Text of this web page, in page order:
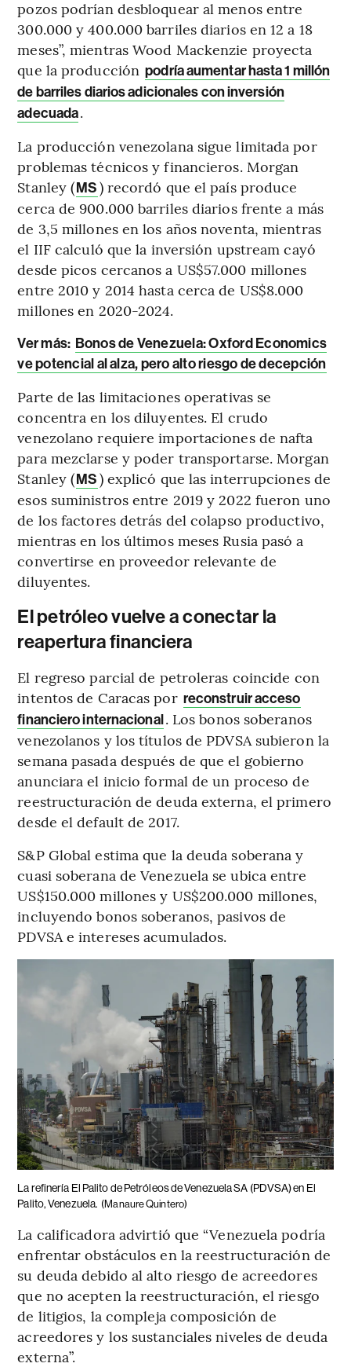
pozos podrían desbloquear al menos entre
300.000 y 400.000 barriles diarios en 12 a 18
meses”, mientras Wood Mackenzie proyecta
que la producción podría aumentar hasta 1 millón
de barriles diarios adicionales con inversión
adecuada.
La producción venezolana sigue limitada por
problemas técnicos y financieros. Morgan
Stanley (MS) recordó que el país produce
cerca de 900.000 barriles diarios frente a más
de 3,5 millones en los años noventa, mientras
el IIF calculó que la inversión upstream cayó
desde picos cercanos a US$57.000 millones
entre 2010 y 2014 hasta cerca de US$8.000
millones en 2020-2024.
Ver más: Bonos de Venezuela: Oxford Economics
ve potencial al alza, pero alto riesgo de decepción
Parte de las limitaciones operativas se
concentra en los diluyentes. El crudo
venezolano requiere importaciones de nafta
para mezclarse y poder transportarse. Morgan
Stanley (MS) explicó que las interrupciones de
esos suministros entre 2019 y 2022 fueron uno
de los factores detrás del colapso productivo,
mientras en los últimos meses Rusia pasó a
convertirse en proveedor relevante de
diluyentes.
El petróleo vuelve a conectar la
reapertura financiera
El regreso parcial de petroleras coincide con
intentos de Caracas por reconstruir acceso
financiero internacional. Los bonos soberanos
venezolanos y los títulos de PDVSA subieron la
semana pasada después de que el gobierno
anunciara el inicio formal de un proceso de
reestructuración de deuda externa, el primero
desde el default de 2017.
S&P Global estima que la deuda soberana y
cuasi soberana de Venezuela se ubica entre
US$150.000 millones y US$200.000 millones,
incluyendo bonos soberanos, pasivos de
PDVSA e intereses acumulados.
La refinería El Palito de Petróleos de Venezuela SA (PDVSA) en El
Palito, Venezuela. (Manaure Quintero)
La calificadora advirtió que “Venezuela podría
enfrentar obstáculos en la reestructuración de
su deuda debido al alto riesgo de acreedores
que no acepten la reestructuración, el riesgo
de litigios, la compleja composición de
acreedores y los sustanciales niveles de deuda
externa”.